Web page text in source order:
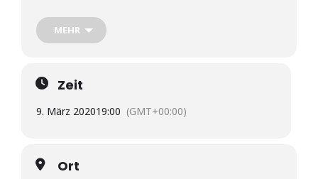
Raum
Probstei
Tagesordnung
Einwohnerfragestunde gemäß § 16 a GemO
Beratung und Beschlussfassung über den
MEHR
Zeit
9. März 202019:00 (GMT+00:00)
Ort